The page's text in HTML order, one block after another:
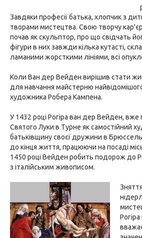
Завдяки професії батька, хлопчик з
творами мистецтва. Свою творчу
почав як скульптор, про що свідчать
фігури в них завжди кілька кутасті,
ламаними жорсткими лініями, всі
Коли Ван дер Вейден вирішив стати
для навчання майстерню
художника Робера Кампена.
У 1432 році Рогіра ван дер Вейден, вже
Святого Луки в Турне як самостійний
батьківщину своєї дружини в
до кінця життя, працюючи на посаді
1450 році Вейден робить подорож до
з італійським живописом.